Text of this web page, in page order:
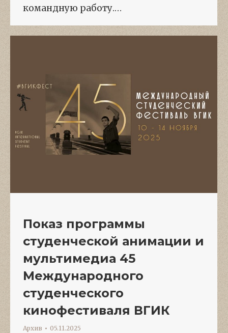
командную работу.…
Показ программы
студенческой анимации и
мультимедиа 45
Международного
студенческого
кинофестиваля ВГИК
Архив 05.11.2025